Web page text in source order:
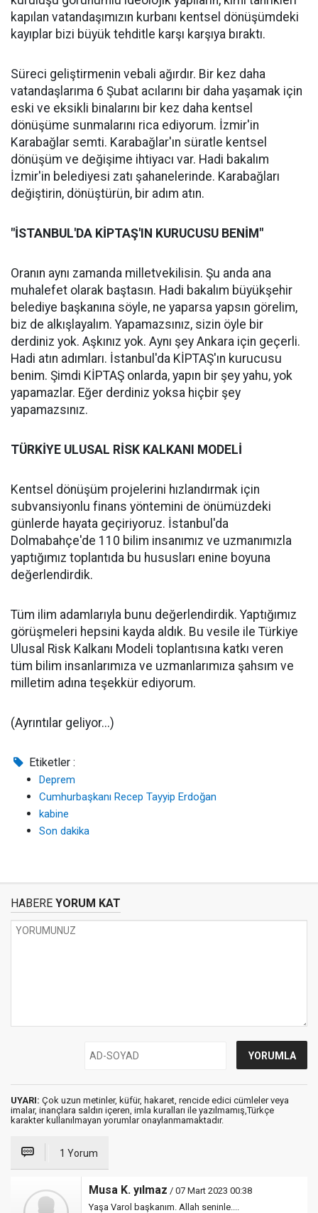
kapılan vatandaşımızın kurbanı kentsel dönüşümdeki
kayıplar bizi büyük tehditle karşı karşıya bıraktı.
Süreci geliştirmenin vebali ağırdır. Bir kez daha
vatandaşlarıma 6 Şubat acılarını bir daha yaşamak için
eski ve eksikli binalarını bir kez daha kentsel
dönüşüme sunmalarını rica ediyorum. İzmir'in
Karabağlar semti. Karabağlar'ın süratle kentsel
dönüşüm ve değişime ihtiyacı var. Hadi bakalım
İzmir'in belediyesi zatı şahanelerinde. Karabağları
değiştirin, dönüştürün, bir adım atın.
"İSTANBUL'DA KİPTAŞ'IN KURUCUSU BENİM"
Oranın aynı zamanda milletvekilisin. Şu anda ana
muhalefet olarak baştasın. Hadi bakalım büyükşehir
belediye başkanına söyle, ne yaparsa yapsın görelim,
biz de alkışlayalım. Yapamazsınız, sizin öyle bir
derdiniz yok. Aşkınız yok. Aynı şey Ankara için geçerli.
Hadi atın adımları. İstanbul'da KİPTAŞ'ın kurucusu
benim. Şimdi KİPTAŞ onlarda, yapın bir şey yahu, yok
yapamazlar. Eğer derdiniz yoksa hiçbir şey
yapamazsınız.
TÜRKİYE ULUSAL RİSK KALKANI MODELİ
Kentsel dönüşüm projelerini hızlandırmak için
subvansiyonlu finans yöntemini de önümüzdeki
günlerde hayata geçiriyoruz. İstanbul'da
Dolmabahçe'de 110 bilim insanımız ve uzmanımızla
yaptığımız toplantıda bu hususları enine boyuna
değerlendirdik.
Tüm ilim adamlarıyla bunu değerlendirdik. Yaptığımız
görüşmeleri hepsini kayda aldık. Bu vesile ile Türkiye
Ulusal Risk Kalkanı Modeli toplantısına katkı veren
tüm bilim insanlarımıza ve uzmanlarımıza şahsım ve
milletim adına teşekkür ediyorum.
(Ayrıntılar geliyor...)
Etiketler :
Deprem
Cumhurbaşkanı Recep Tayyip Erdoğan
kabine
Son dakika
HABERE YORUM KAT
UYARI: Çok uzun metinler, küfür, hakaret, rencide edici cümleler veya
imalar, inançlara saldırı içeren, imla kuralları ile yazılmamış,Türkçe
karakter kullanılmayan yorumlar onaylanmamaktadır.
1 Yorum
Musa K. yılmaz / 07 Mart 2023 00:38
Yaşa Varol başkanım. Allah seninle....